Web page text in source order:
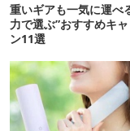
重いギアも一気に運べ
力で選ぶ”おすすめキ
ン11選